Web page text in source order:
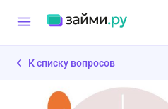
К списку вопросов